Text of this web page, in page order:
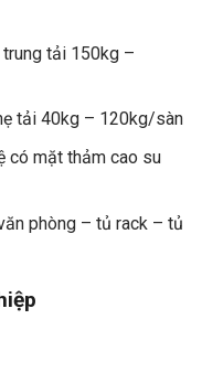
tải 150kg –
tải 40kg – 120kg/sàn
có mặt thảm cao su
phòng – tủ rack – tủ